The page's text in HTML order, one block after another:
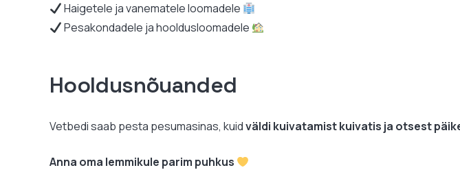
Haigetele ja vanematele loomadele
Pesakondadele ja hooldusloomadele
Hooldusnõuanded
Vetbedi saab pesta pesumasinas, kuidväldi kuivatamist kuivatis ja otsest
Anna oma lemmikule parim puhkus